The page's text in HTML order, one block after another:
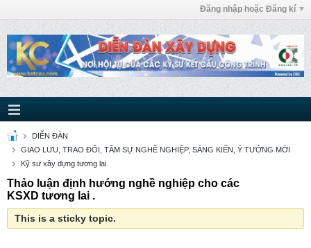
Đăng nhập hoặc Đăng kí
DIỄN ĐÀN
GIAO LƯU, TRAO ĐỔI, TÂM SỰ NGHỀ NGHIỆP, SÁNG KIẾN, Ý TƯỞNG MỚI
Kỹ sư xây dựng tương lai
Thảo luận định hướng nghề nghiệp cho các
KSXD tương lai .
This is a sticky topic.